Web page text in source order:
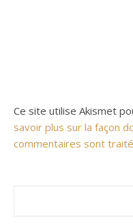
Ce site utilise Akismet
savoir plus sur la façon
commentaires sont